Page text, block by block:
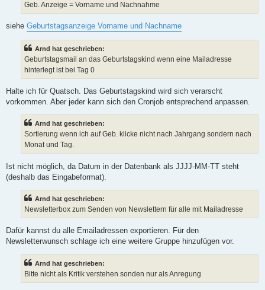
Geb. Anzeige = Vorname und Nachnahme
siehe Geburtstagsanzeige Vorname und Nachname
Arnd hat geschrieben:
Geburtstagsmail an das Geburtstagskind wenn eine Mailadresse
hinterlegt ist bei Tag 0
Halte ich für Quatsch. Das Geburtstagskind wird sich verarscht
vorkommen. Aber jeder kann sich den Cronjob entsprechend anpassen.
Arnd hat geschrieben:
Sortierung wenn ich auf Geb. klicke nicht nach Jahrgang sondern nach
Monat und Tag.
Ist nicht möglich, da Datum in der Datenbank als JJJJ-MM-TT steht
(deshalb das Eingabeformat).
Arnd hat geschrieben:
Newsletterbox zum Senden von Newslettern für alle mit Mailadresse
Dafür kannst du alle Emailadressen exportieren. Für den
Newsletterwunsch schlage ich eine weitere Gruppe hinzufügen vor.
Arnd hat geschrieben:
Bitte nicht als Kritik verstehen sonden nur als Anregung